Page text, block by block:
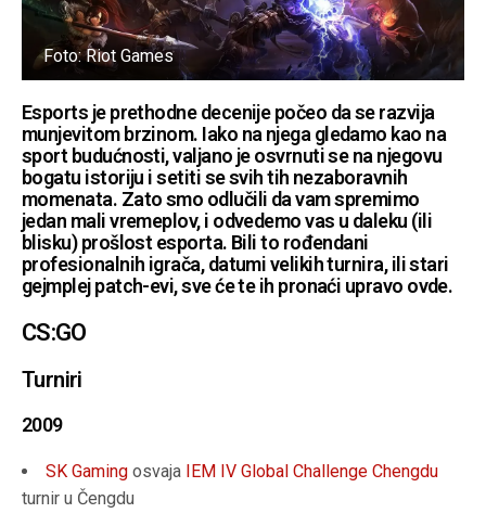
Foto: Riot Games
Esports je prethodne decenije počeo da se razvija
munjevitom brzinom. Iako na njega gledamo kao na
sport budućnosti, valjano je osvrnuti se na njegovu
bogatu istoriju i setiti se svih tih nezaboravnih
momenata. Zato smo odlučili da vam spremimo
jedan mali vremeplov, i odvedemo vas u daleku (ili
blisku) prošlost esporta. Bili to rođendani
profesionalnih igrača, datumi velikih turnira, ili stari
gejmplej patch-evi, sve će te ih pronaći upravo ovde.
CS:GO
Turniri
2009
SK Gaming osvaja IEM IV Global Challenge Chengdu
turnir u Čengdu